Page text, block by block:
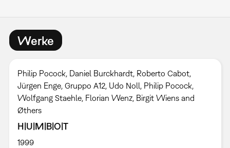
Werke
Philip Pocock, Daniel Burckhardt, Roberto Cabot,
Jürgen Enge, Gruppo A12, Udo Noll, Philip Pocock,
Wolfgang Staehle, Florian Wenz, Birgit Wiens and
Øthers
H|U|M|B|O|T
1999